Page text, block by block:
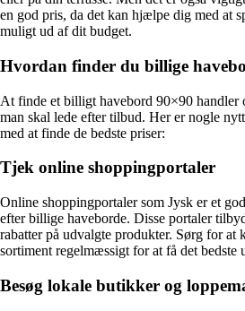
en god pris, da det kan hjælpe dig med at
muligt ud af dit budget.
Hvordan finder du billige
At finde et billigt havebord 90×90 handler
man skal lede efter tilbud. Her er nogle
med at finde de bedste priser:
Tjek online shoppingportaler
Online shoppingportaler som Jysk er et
efter billige haveborde. Disse portaler
rabatter på udvalgte produkter. Sørg for at
sortiment regelmæssigt for at få det bedste
Besøg lokale butikker og